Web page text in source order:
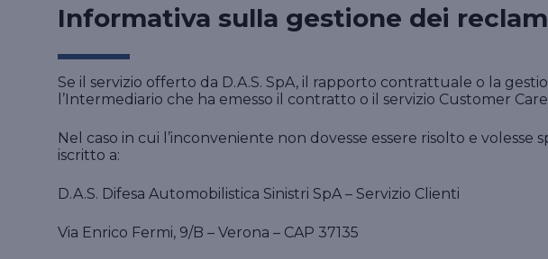
Vai ai prodotti
Vai ai prodotti
professionista
coprendo,
Vai ai
Informativa sulla gestione dei
Se il servizio offerto da D.A.S. SpA, il rapporto contrattuale o la
l’Intermediario che ha emesso il contratto o il servizio Customer
Nel caso in cui l’inconveniente non dovesse essere risolto e
iscritto a:
D.A.S. Difesa Automobilistica Sinistri SpA – Servizio Clienti
Via Enrico Fermi, 9/B – Verona – CAP 37135